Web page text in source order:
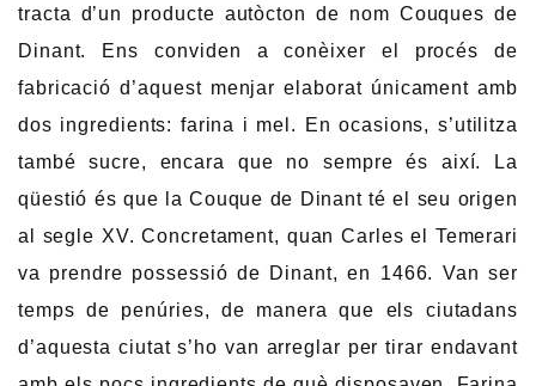
tracta d’un producte autòcton de nom Couques de
Dinant. Ens conviden a conèixer el procés de
fabricació d’aquest menjar elaborat únicament amb
dos ingredients: farina i mel. En ocasions, s’utilitza
també sucre, encara que no sempre és així. La
qüestió és que la Couque de Dinant té el seu origen
al segle XV. Concretament, quan Carles el Temerari
va prendre possessió de Dinant, en 1466. Van ser
temps de penúries, de manera que els ciutadans
d’aquesta ciutat s’ho van arreglar per tirar endavant